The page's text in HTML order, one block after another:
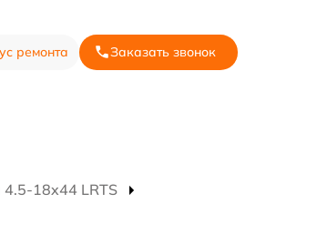
ремонта Заказать звонок
4.5-18x44 LRTS